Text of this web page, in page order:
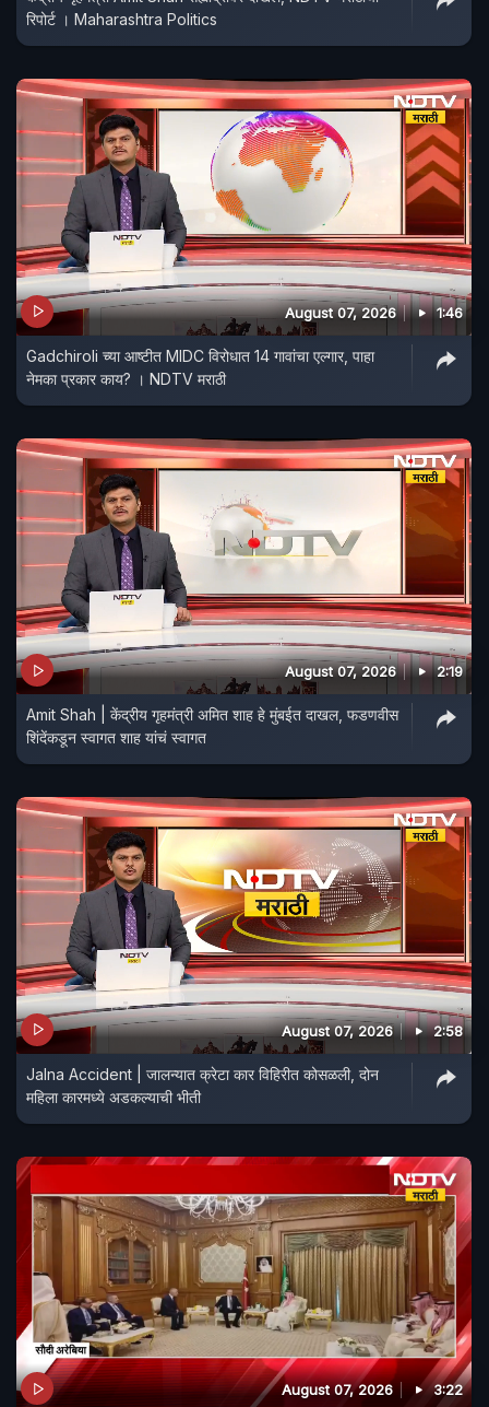
रिपोर्ट । Maharashtra Politics
August 07, 2026 1:46
Gadchiroli च्या आष्टीत MIDC विरोधात 14 गावांचा एल्गार, पाहा
नेमका प्रकार काय? । NDTV मराठी
August 07, 2026 2:19
Amit Shah | केंद्रीय गृहमंत्री अमित शाह हे मुंबईत दाखल, फडणवीस
शिंदेंकडून स्वागत शाह यांचं स्वागत
August 07, 2026 2:58
Jalna Accident | जालन्यात क्रेटा कार विहिरीत कोसळली, दोन
महिला कारमध्ये अडकल्याची भीती
August 07, 2026 3:22